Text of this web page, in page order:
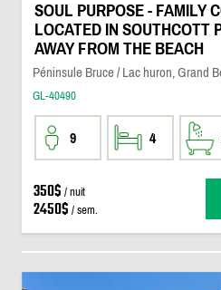
SOUL PURPOSE - FAMILY
LOCATED IN SOUTHCOTT
AWAY FROM THE BEACH
Péninsule Bruce / Lac huron, Grand
GL-40490
9 4
350$ / nuit
2450$ / sem.